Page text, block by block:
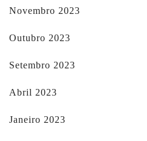
Novembro 2023
Outubro 2023
Setembro 2023
Abril 2023
Janeiro 2023